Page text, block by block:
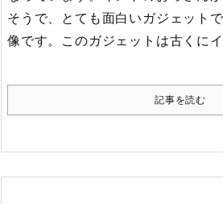
そうで、とても面白いガジェット
像です。このガジェットは古くに
記事を読む